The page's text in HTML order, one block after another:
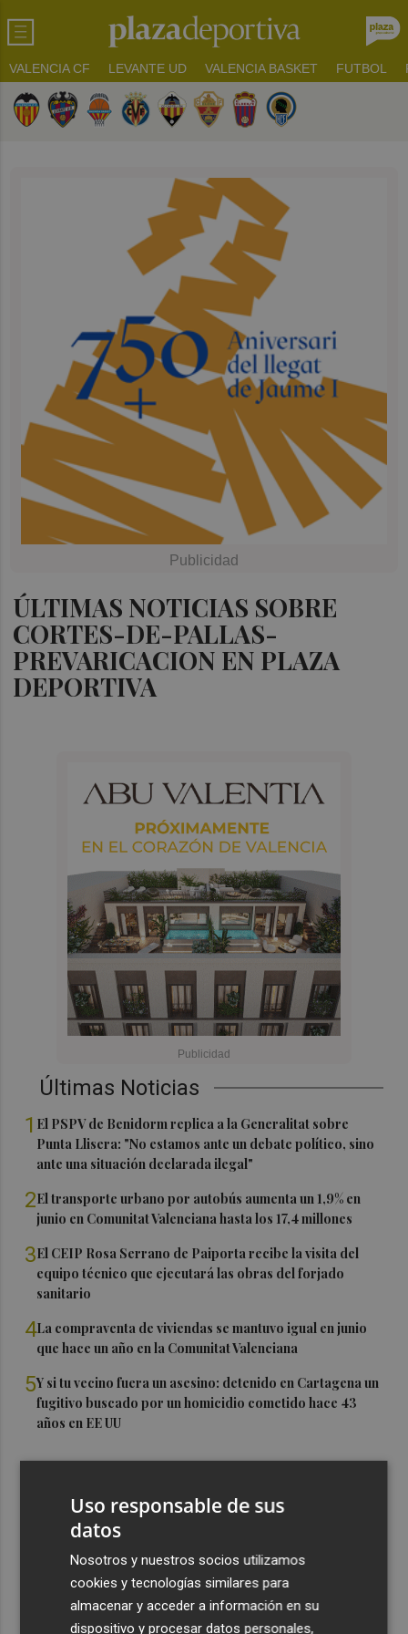
VALENCIA CF LEVANTE UD VALENCIA BASKET FUTBOL
ÚLTIMAS NOTICIAS SOBRE
CORTES-DE-PALLAS-
PREVARICACION EN PLAZA
DEPORTIVA
Últimas Noticias
1 El PSPV de Benidorm replica a la Generalitat sobre
Punta Llisera: "No estamos ante un debate político, sino
ante una situación declarada ilegal"
2El transporte urbano por autobús aumenta un 1,9% en
junio en Comunitat Valenciana hasta los 17,4 millones
3El CEIP Rosa Serrano de Paiporta recibe la visita del
equipo técnico que ejecutará las obras del forjado
sanitario
4La compraventa de viviendas se mantuvo igual en junio
que hace un año en la Comunitat Valenciana
5Y si tu vecino fuera un asesino: detenido en Cartagena un
fugitivo buscado por un homicidio cometido hace 43
años en EE UU
Uso responsable de sus
datos
Nosotros y nuestros socios utilizamos
cookies y tecnologías similares para
almacenar y acceder a información en su
dispositivo y procesar datos personales,